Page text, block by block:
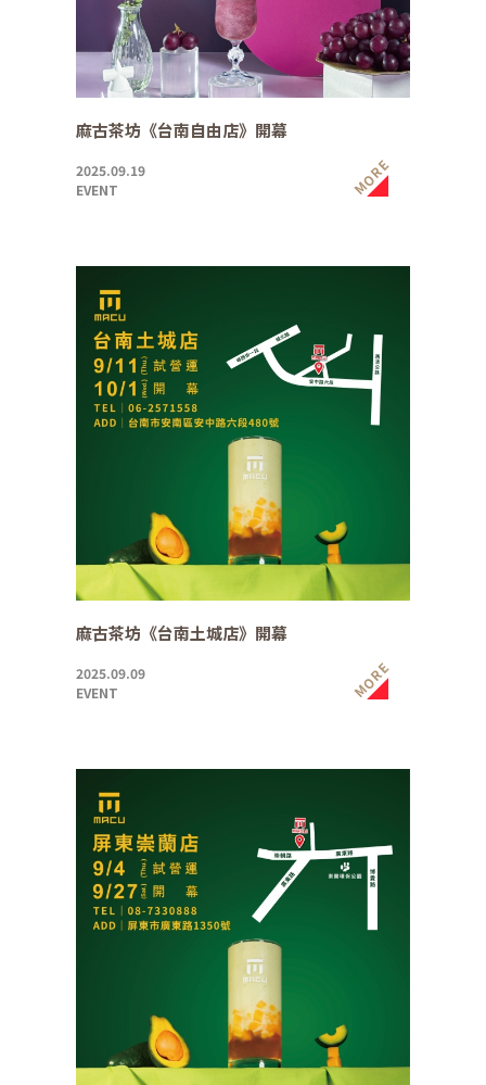
麻古茶坊《台南自由店》開幕
2025.09.19
EVENT
MORE
麻古茶坊《台南土城店》開幕
2025.09.09
EVENT
MORE